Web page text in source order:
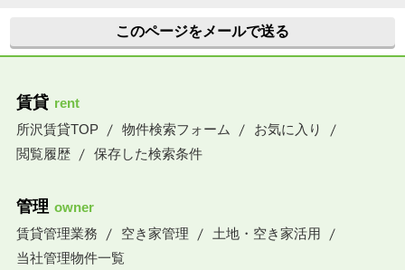
このページをメールで送る
賃貸 rent
所沢賃貸TOP
物件検索フォーム
お気に入り
閲覧履歴
保存した検索条件
管理 owner
賃貸管理業務
空き家管理
土地・空き家活用
当社管理物件一覧